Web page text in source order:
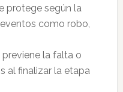
protege según la
como robo,
la falta o
al finalizar la etapa